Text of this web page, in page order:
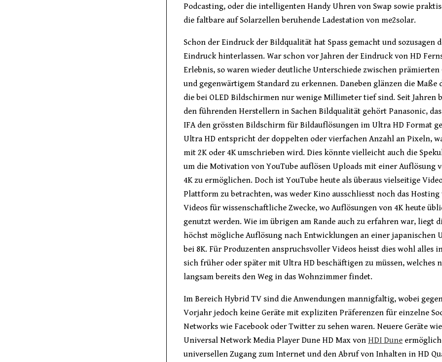
Podcasting, oder die intelligenten Handy Uhren von Swap sowie
die faltbare auf Solarzellen beruhende Ladestation von me2solar.
Schon der Eindruck der Bildqualität hat Spass gemacht und sozusagen
Eindruck hinterlassen. War schon vor Jahren der Eindruck von HD
Erlebnis, so waren wieder deutliche Unterschiede zwischen prämierten
und gegenwärtigem Standard zu erkennen. Daneben glänzen die Maße
die bei OLED Bildschirmen nur wenige Millimeter tief sind. Seit Jahren
den führenden Herstellern in Sachen Bildqualität gehört Panasonic,
IFA den grössten Bildschirm für Bildauflösungen im Ultra HD Format
Ultra HD entspricht der doppelten oder vierfachen Anzahl an Pixeln,
mit 2K oder 4K umschrieben wird. Dies könnte vielleicht auch die
um die Motivation von YouTube auflösen Uploads mit einer Auflösung
4K zu ermöglichen. Doch ist YouTube heute als überaus vielseitige
Plattform zu betrachten, was weder Kino ausschliesst noch das Hosting
Videos für wissenschaftliche Zwecke, wo Auflösungen von 4K heute
genutzt werden. Wie im übrigen am Rande auch zu erfahren war, liegt
höchst mögliche Auflösung nach Entwicklungen an einer japanischen
bei 8K. Für Produzenten anspruchsvoller Videos heisst dies wohl alles
sich früher oder später mit Ultra HD beschäftigen zu müssen, welches
langsam bereits den Weg in das Wohnzimmer findet.
Im Bereich Hybrid TV sind die Anwendungen mannigfaltig, wobei
Vorjahr jedoch keine Geräte mit expliziten Präferenzen für einzelne
Networks wie Facebook oder Twitter zu sehen waren. Neuere Geräte
Universal Network Media Player Dune HD Max von HDI Dune
universellen Zugang zum Internet und den Abruf von Inhalten in HD